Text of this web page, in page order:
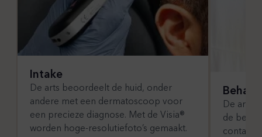
Intake
De arts beoordeelt de huid, onder
andere met een dermatoscoop voor
een precieze diagnose. Met de Visia®
worden hoge-resolutiefoto’s gemaakt.
De arts
de